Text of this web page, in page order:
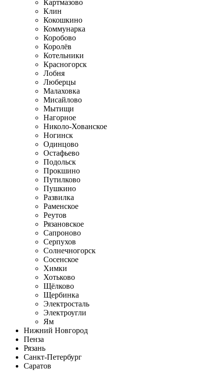
Картмазово
Клин
Кокошкино
Коммунарка
Коробово
Королёв
Котельники
Красногорск
Лобня
Люберцы
Малаховка
Мисайлово
Мытищи
Нагорное
Николо-Хованское
Ногинск
Одинцово
Остафьево
Подольск
Прокшино
Путилково
Пушкино
Развилка
Раменское
Реутов
Рязановское
Сапроново
Серпухов
Солнечногорск
Сосенское
Химки
Хотьково
Щёлково
Щербинка
Электросталь
Электроугли
Ям
Нижний Новгород
Пенза
Рязань
Санкт-Петербург
Саратов